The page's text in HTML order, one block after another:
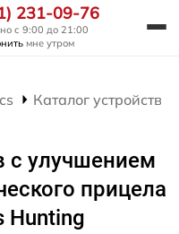
231-09-76
с 9:00 до 21:00
мне утром
Каталог устройств
с улучшением
прицела
Hunting